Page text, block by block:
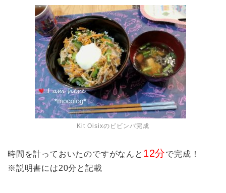
Kit Oisixのビビンバ完成
時間を計っておいたのですがなんと 12分で完成！
※説明書には20分と記載